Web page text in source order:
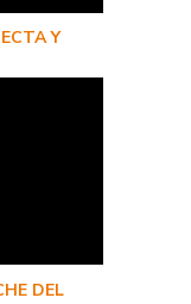
Y
DEL